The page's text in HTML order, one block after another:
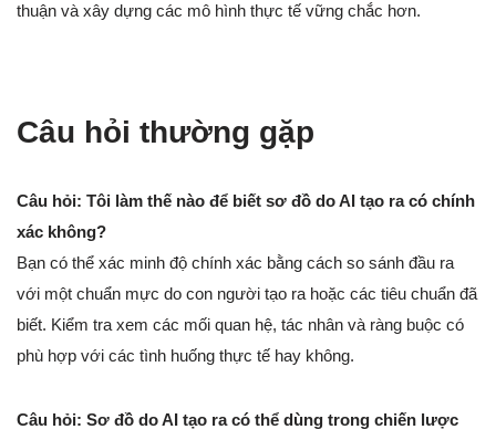
thuận và xây dựng các mô hình thực tế vững chắc hơn.
Câu hỏi thường gặp
Câu hỏi: Tôi làm thế nào để biết sơ đồ do AI tạo ra có chính
xác không?
Bạn có thể xác minh độ chính xác bằng cách so sánh đầu ra
với một chuẩn mực do con người tạo ra hoặc các tiêu chuẩn đã
biết. Kiểm tra xem các mối quan hệ, tác nhân và ràng buộc có
phù hợp với các tình huống thực tế hay không.
Câu hỏi: Sơ đồ do AI tạo ra có thể dùng trong chiến lược